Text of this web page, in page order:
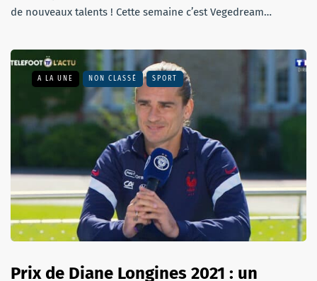
de nouveaux talents ! Cette semaine c’est Vegedream…
A LA UNE NON CLASSÉ SPORT
Prix de Diane Longines 2021 : un